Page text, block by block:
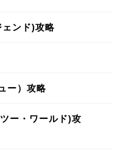
ンド)攻略
ー）攻略
ー・ワールド)攻